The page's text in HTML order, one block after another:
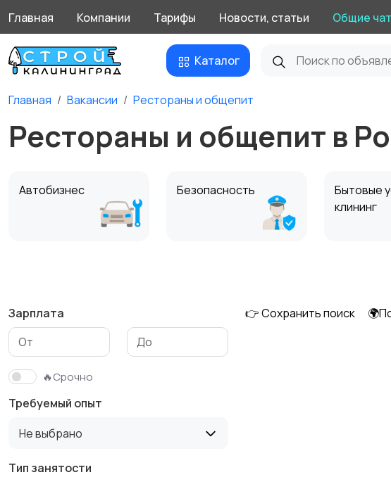
Главная Компании Тарифы Новости, статьи Общие
Каталог
Главная Вакансии Рестораны и общепит
Рестораны и общепит в
Автобизнес Безопасность
Бытовые
клининг
Начало карьеры
Производство
Рестораны и
Зарплата
🔥Срочно
Требуемый опыт
Не выбрано
Тип занятости
👉 Сохранить поиск